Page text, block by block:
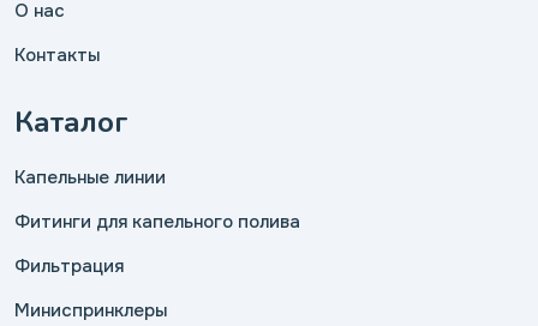
О нас
Контакты
Каталог
Капельные линии
Фитинги для капельного полива
Фильтрация
Миниспринклеры